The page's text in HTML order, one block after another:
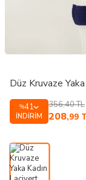
Düz Kruvaze
%41
İNDIRIM
356,40TL
208,99